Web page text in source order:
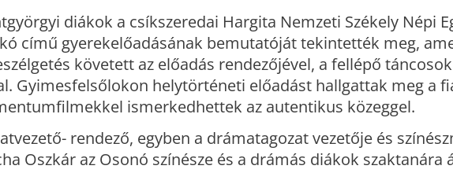
diákok a csíkszeredai Hargita Nemzeti Székely Népi
című gyerekelőadásának bemutatóját tekintették meg,
követett az előadás rendezőjével, a fellépő
Gyimesfelsőlokon helytörténeti előadást hallgattak meg a
ismerkedhettek az autentikus közeggel.
rendező, egyben a drámatagozat vezetője és
Oszkár az Osonó színésze és a drámás diákok szaktanára